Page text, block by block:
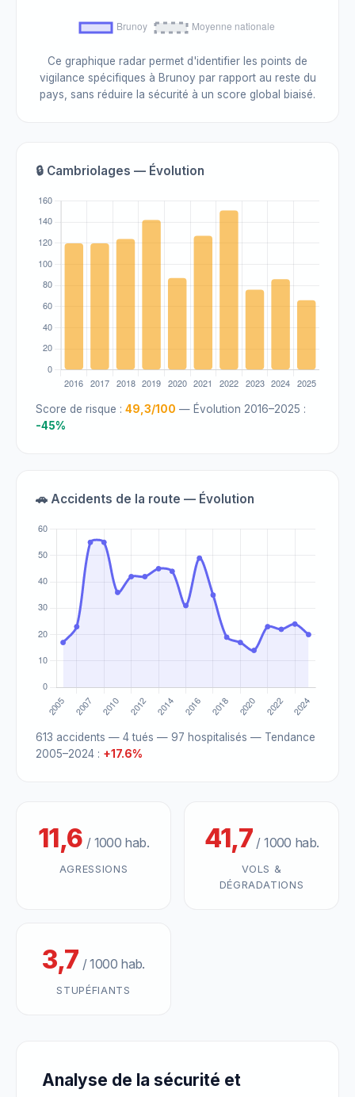
Ce graphique radar permet d'identifier les points de
vigilance spécifiques à Brunoy par rapport au reste du
pays, sans réduire la sécurité à un score global biaisé.
🔒 Cambriolages — Évolution
Score de risque : 49,3/100 — Évolution 2016–2025 :
-45%
🚗 Accidents de la route — Évolution
613 accidents — 4 tués — 97 hospitalisés — Tendance
2005–2024 : +17.6%
11,6 / 1000 hab.
AGRESSIONS
41,7 / 1000 hab.
VOLS &
DÉGRADATIONS
3,7 / 1000 hab.
STUPÉFIANTS
Analyse de la sécurité et